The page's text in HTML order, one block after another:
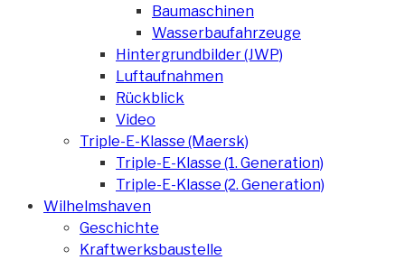
Baumaschinen
Wasserbaufahrzeuge
Hintergrundbilder (JWP)
Luftaufnahmen
Rückblick
Video
Triple-E-Klasse (Maersk)
Triple-E-Klasse (1. Generation)
Triple-E-Klasse (2. Generation)
Wilhelmshaven
Geschichte
Kraftwerksbaustelle